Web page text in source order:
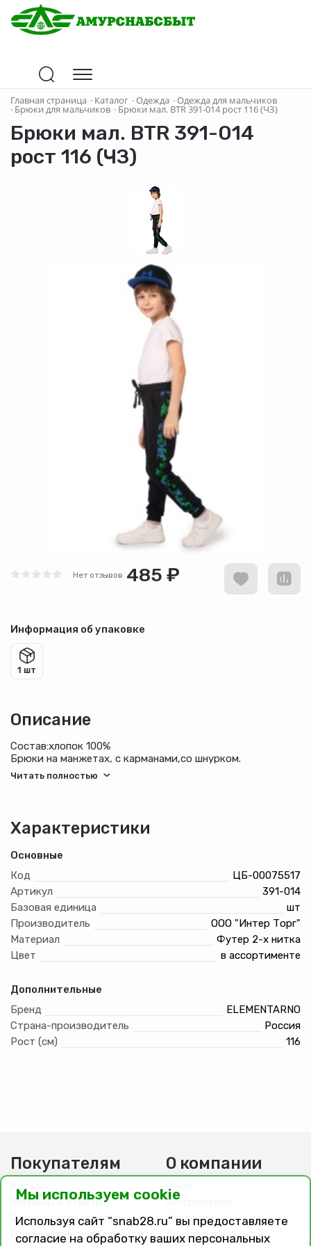
Главная страница · Каталог ·Одежда ·Одежда для мальчиков
· Брюки для мальчиков · Брюки мал. BTR 391-014 рост 116 (ЧЗ)
Брюки мал. BTR 391-014
рост 116 (ЧЗ)
Нет отзывов 485 ₽
Информация об упаковке
1 шт
Описание
Состав:хлопок 100%
Брюки на манжетах, с карманами,со шнурком.
Декорированы боковой вставкой (лампасы). Пояс и
Характеристики
Основные
Код
ЦБ-00075517
Артикул
391-014
Базовая единица
шт
Производитель
ООО "Интер Торг"
Материал
Футер 2-х нитка
Цвет
в ассортименте
Дополнительные
Бренд
ELEMENTARNO
Страна-производитель
Россия
Рост (см)
116
Покупателям
Каталог
Вопросы и ответы
Заказ, оплата, доставка
Подарочные сертификаты
О компании
О нас
Фотогалерея
Вакансии
Договор публичной
Мы используем cookie
Используя сайт “snab28.ru” вы предоставляете
согласие на обработку ваших персональных